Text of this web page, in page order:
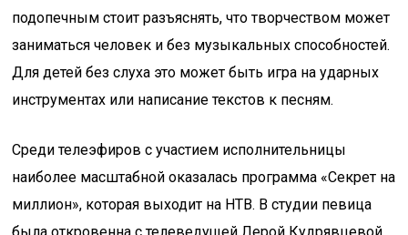
подопечным стоит разъяснять, что творчеством может
заниматься человек и без музыкальных способностей.
Для детей без слуха это может быть игра на ударных
инструментах или написание текстов к песням.
Среди телеэфиров с участием исполнительницы
наиболее масштабной оказалась программа «Секрет на
миллион», которая выходит на НТВ. В студии певица